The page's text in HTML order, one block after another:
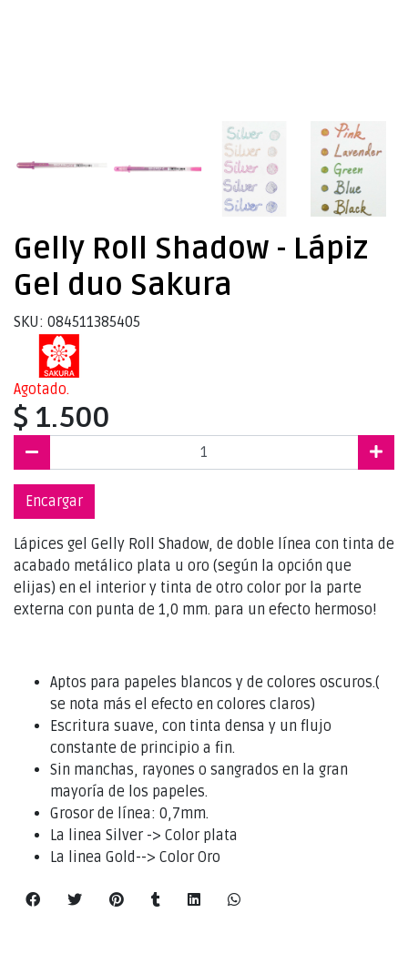
Gelly Roll Shadow - Lápiz
Gel duo Sakura
SKU: 084511385405
Agotado.
$ 1.500
Encargar
Lápices gel Gelly Roll Shadow, de doble línea con tinta de
acabado metálico plata u oro (según la opción que
elijas) en el interior y tinta de otro color por la parte
externa con punta de 1,0 mm. para un efecto hermoso!
Aptos para papeles blancos y de colores oscuros.(
se nota más el efecto en colores claros)
Escritura suave, con tinta densa y un flujo
constante de principio a fin.
Sin manchas, rayones o sangrados en la gran
mayoría de los papeles.
Grosor de línea: 0,7mm.
La linea Silver -> Color plata
La linea Gold--> Color Oro